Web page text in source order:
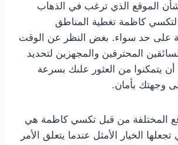
الموقع الذي ترغب في الذهاب
لتكسي كاظمة تغطية المناطق
على حد سواء. بغض النظر عن الوقت
المحترفين والمجهزين لتحديد
أن يتمكنوا من العثور علىك بسرعة
وجهتك بأمان.
المختلفة من قبل تكسي كاظمة هي
تجعلها الخيار الأمثل عندما يتعلق الأمر